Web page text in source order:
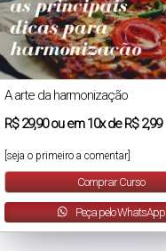
A arte da harmonização
R$29,90ou em10xdeR$ 2,99
[seja o primeiro a comentar]
Comprar Curso
Peça pelo WhatsApp